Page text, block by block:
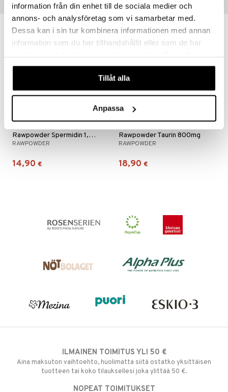
information från din enhet till de sociala medier och
annons- och analysföretag som vi samarbetar med.
Dessa kan i sin tur kombinera informationen med annan
information som du har tillhandahållit eller som de har
våra cookies vid fortsatt användande av vår webbplats.
Tillåt alla
Anpassa
Vinkkejä sinulle
Rawpowder Spermidin 1,6mg
RAWPOWDER
14,90 €
Rawpowder Taurin 800mg
RAWPOWDER
18,90 €
ILMAINEN TOIMITUS YLI 50 €
Aina maksuton vaihtoehto, huolimatta siitä ostatko yksittäisen
tuotteen tai koko tilauksellesi joka ylittää 50 €.
NOPEAT TOIMITUKSET